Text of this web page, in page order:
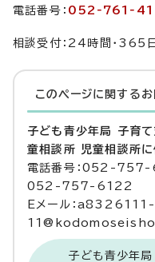
電話番号：
相談受付：24時間・365日
このページに関する
子ども青少年局 子育
童相談所 児童相談所
電話番号：052-757-
052-757-6122
Eメール：a8326111-
子ども青少年